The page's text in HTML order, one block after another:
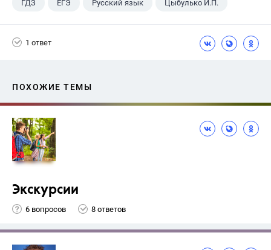
ГДЗ ЕГЭ Русский язык Цыбулько И.П.
1 ответ
ПОХОЖИЕ ТЕМЫ
Экскурсии
6 вопросов 8 ответов